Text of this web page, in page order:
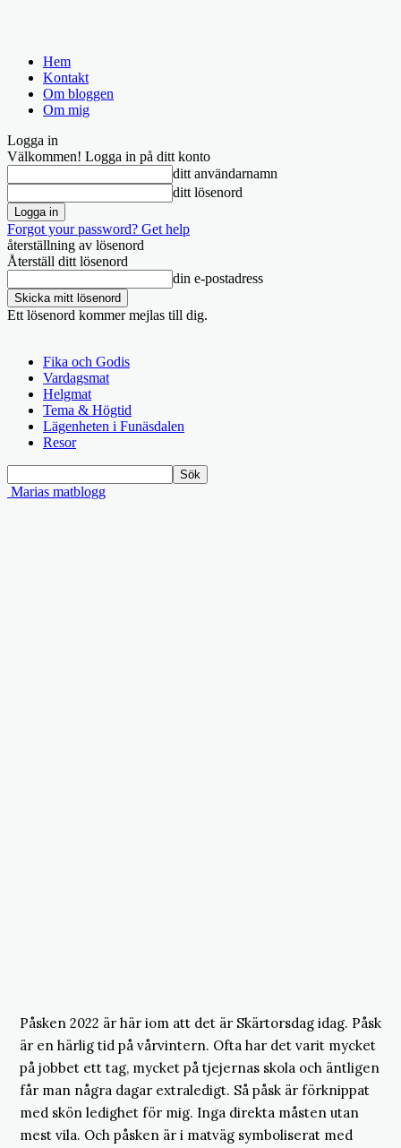
Hem
Kontakt
Om bloggen
Om mig
Logga in
Välkommen! Logga in på ditt konto
ditt användarnamn
ditt lösenord
Forgot your password? Get help
återställning av lösenord
Återställ ditt lösenord
din e-postadress
Ett lösenord kommer mejlas till dig.
Fika och Godis
Vardagsmat
Helgmat
Tema & Högtid
Lägenheten i Funäsdalen
Resor
Marias matblogg
Påsken 2022 är här iom att det är Skärtorsdag idag. Påsk
är en härlig tid på vårvintern. Ofta har det varit mycket
på jobbet ett tag, mycket på tjejernas skola och äntligen
får man några dagar extraledigt. Så påsk är förknippat
med skön ledighet för mig. Inga direkta måsten utan
mest vila. Och påsken är i matväg symboliserat med